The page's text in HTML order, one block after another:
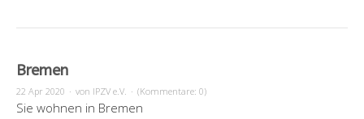
Bremen
22 Apr 2020 · von IPZV e.V. · (Kommentare: 0)
Sie wohnen in Bremen